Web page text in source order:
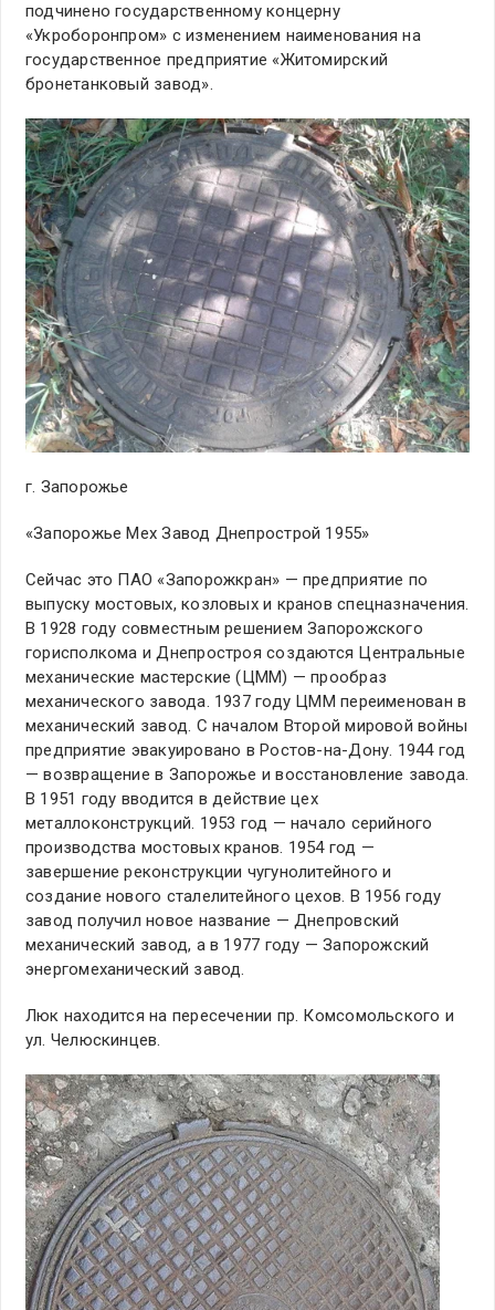
подчинено государственному концерну
«Укроборонпром» с изменением наименования на
государственное предприятие «Житомирский
бронетанковый завод».
г. Запорожье
«Запорожье Мех Завод Днепрострой 1955»
Сейчас это ПАО «Запорожкран» — предприятие по
выпуску мостовых, козловых и кранов спецназначения.
В 1928 году совместным решением Запорожского
горисполкома и Днепростроя создаются Центральные
механические мастерские (ЦММ) — прообраз
механического завода. 1937 году ЦММ переименован в
механический завод. С началом Второй мировой войны
предприятие эвакуировано в Ростов-на-Дону. 1944 год
— возвращение в Запорожье и восстановление завода.
В 1951 году вводится в действие цех
металлоконструкций. 1953 год — начало серийного
производства мостовых кранов. 1954 год —
завершение реконструкции чугунолитейного и
создание нового сталелитейного цехов. В 1956 году
завод получил новое название — Днепровский
механический завод, а в 1977 году — Запорожский
энергомеханический завод.
Люк находится на пересечении пр. Комсомольского и
ул. Челюскинцев.